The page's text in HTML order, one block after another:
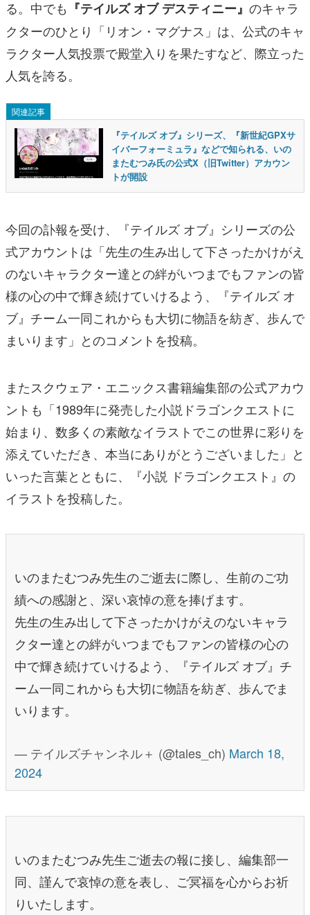
る。中でも 『テイルズ オブ デスティニー』 のキャラ
クターのひとり「リオン・マグナス」は、公式のキャ
ラクター人気投票で殿堂入りを果たすなど、際立った
人気を誇る。
関連記事
『テイルズ オブ』シリーズ、『新世紀GPXサ
イバーフォーミュラ』などで知られる、いの
またむつみ氏の公式X（旧Twitter）アカウン
トが開設
今回の訃報を受け、『テイルズ オブ』シリーズの公
式アカウントは「先生の生み出して下さったかけがえ
のないキャラクター達との絆がいつまでもファンの皆
様の心の中で輝き続けていけるよう、『テイルズ オ
ブ』チーム一同これからも大切に物語を紡ぎ、歩んで
まいります」とのコメントを投稿。
またスクウェア・エニックス書籍編集部の公式アカウ
ントも「1989年に発売した小説ドラゴンクエストに
始まり、数多くの素敵なイラストでこの世界に彩りを
添えていただき、本当にありがとうございました」と
いった言葉とともに、『小説 ドラゴンクエスト』の
イラストを投稿した。
いのまたむつみ先生のご逝去に際し、生前のご功
績への感謝と、深い哀悼の意を捧げます。
先生の生み出して下さったかけがえのないキャラ
クター達との絆がいつまでもファンの皆様の心の
中で輝き続けていけるよう、『テイルズ オブ』チ
ーム一同これからも大切に物語を紡ぎ、歩んでま
いります。
— テイルズチャンネル＋ (@tales_ch) March 18,
2024
いのまたむつみ先生ご逝去の報に接し、編集部一
同、謹んで哀悼の意を表し、ご冥福を心からお祈
りいたします。